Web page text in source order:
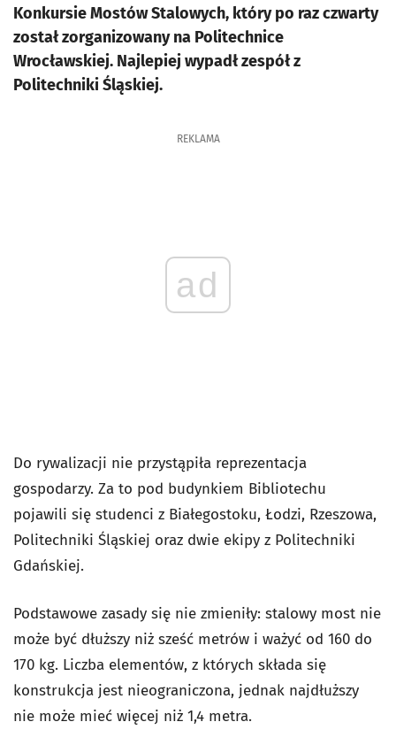
Konkursie Mostów Stalowych, który po raz czwarty
został zorganizowany na Politechnice
Wrocławskiej. Najlepiej wypadł zespół z
Politechniki Śląskiej.
REKLAMA
ad
Do rywalizacji nie przystąpiła reprezentacja
gospodarzy. Za to pod budynkiem Bibliotechu
pojawili się studenci z Białegostoku, Łodzi, Rzeszowa,
Politechniki Śląskiej oraz dwie ekipy z Politechniki
Gdańskiej.
Podstawowe zasady się nie zmieniły: stalowy most nie
może być dłuższy niż sześć metrów i ważyć od 160 do
170 kg. Liczba elementów, z których składa się
konstrukcja jest nieograniczona, jednak najdłuższy
nie może mieć więcej niż 1,4 metra.